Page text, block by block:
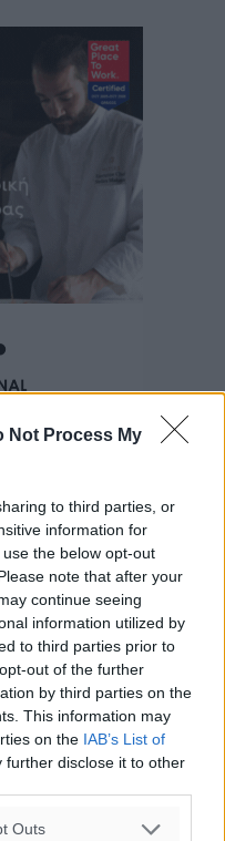
Not Process My
to third parties, or
information for
the below opt-out
note that after your
continue seeing
information utilized by
to third parties prior to
out of the further
by third parties on the
This information may
on the IAB’s List of
further disclose it to other
Outs